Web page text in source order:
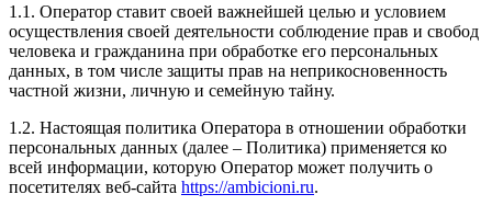
1.1. Оператор ставит своей важнейшей целью и условием
осуществления своей деятельности соблюдение прав и свобод
человека и гражданина при обработке его персональных
данных, в том числе защиты прав на неприкосновенность
частной жизни, личную и семейную тайну.
1.2. Настоящая политика Оператора в отношении обработки
персональных данных (далее – Политика) применяется ко
всей информации, которую Оператор может получить о
посетителях веб-сайта https://ambicioni.ru.